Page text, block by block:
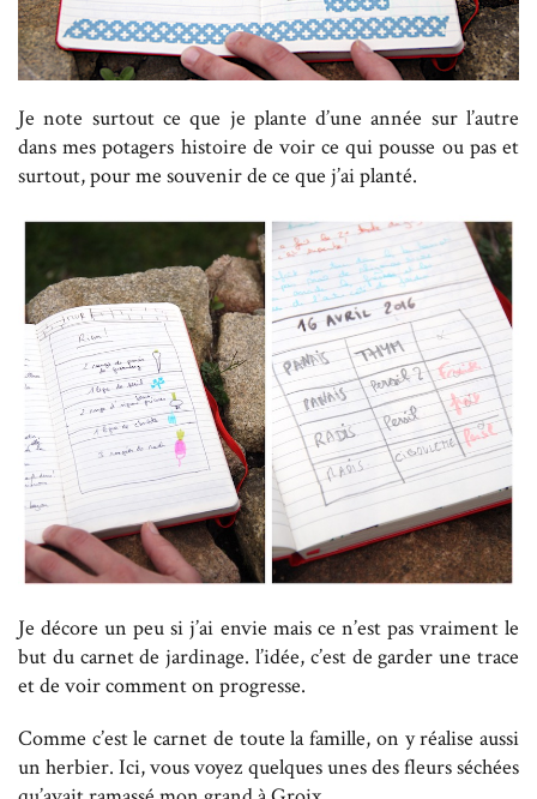
Je note surtout ce que je plante d’une année sur l’autre
dans mes potagers histoire de voir ce qui pousse ou pas et
surtout, pour me souvenir de ce que j’ai planté.
Je décore un peu si j’ai envie mais ce n’est pas vraiment le
but du carnet de jardinage. l’idée, c’est de garder une trace
et de voir comment on progresse.
Comme c’est le carnet de toute la famille, on y réalise aussi
un herbier. Ici, vous voyez quelques unes des fleurs séchées